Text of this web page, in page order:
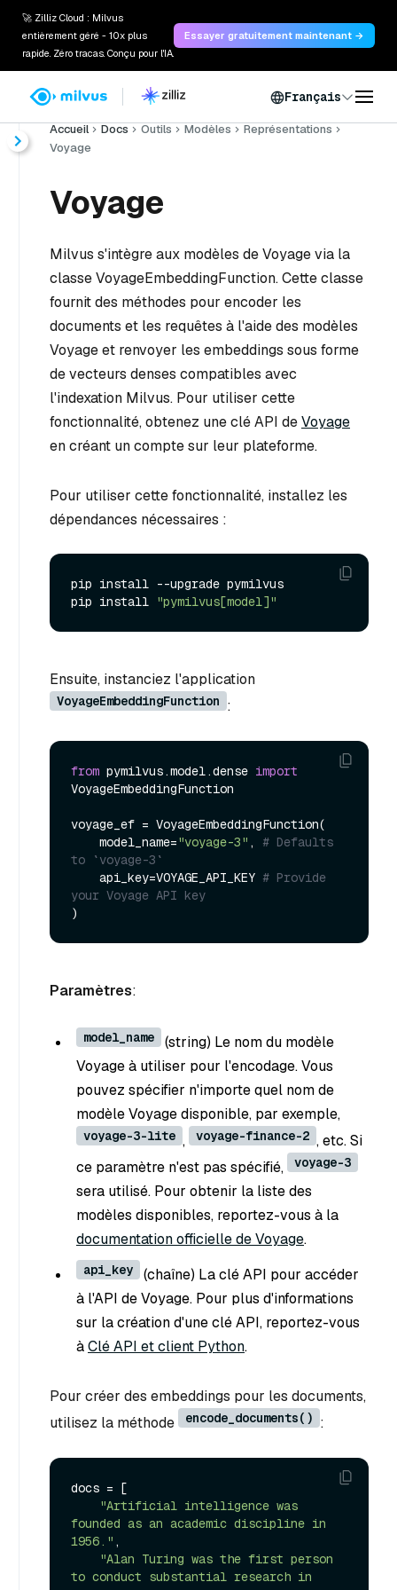
🚀 Zilliz Cloud : Milvus
entièrement géré - 10x plus
rapide. Zéro tracas. Conçu pour l'IA.
Essayer gratuitement maintenant →
Français
Accueil Docs Outils Modèles
Représentations
Voyage
Voyage
Milvus s'intègre aux modèles de Voyage via la
classe VoyageEmbeddingFunction. Cette classe
fournit des méthodes pour encoder les
documents et les requêtes à l'aide des modèles
Voyage et renvoyer les embeddings sous forme
de vecteurs denses compatibles avec
l'indexation Milvus. Pour utiliser cette
fonctionnalité, obtenez une clé API deVoyage
en créant un compte sur leur plateforme.
Pour utiliser cette fonctionnalité, installez les
dépendances nécessaires :
pip install --upgrade pymilvus
pip install "pymilvus[model]"
Ensuite, instanciez l'application
VoyageEmbeddingFunction :
from pymilvus.model.dense import
VoyageEmbeddingFunction
voyage_ef = VoyageEmbeddingFunction(
    model_name=
"voyage-3" , # Defaults
to `voyage-3`
    api_key=VOYAGE_API_KEY
# Provide
your Voyage API key
Paramètres:
model_name
(string) Le nom du modèle
Voyage à utiliser pour l'encodage. Vous
pouvez spécifier n'importe quel nom de
modèle Voyage disponible, par exemple,
voyage-3-lite , voyage-finance-2 , etc. Si
ce paramètre n'est pas spécifié,
voyage-3
sera utilisé. Pour obtenir la liste des
modèles disponibles, reportez-vous à la
documentation officielle de Voyage.
api_key
(chaîne) La clé API pour accéder
à l'API de Voyage. Pour plus d'informations
sur la création d'une clé API, reportez-vous
àClé API et client Python.
Pour créer des embeddings pour les documents,
utilisez la méthode
encode_documents() :
docs = [
"Artificial intelligence was
founded as an academic discipline in
1956." ,
"Alan Turing was the first person
to conduct substantial research in